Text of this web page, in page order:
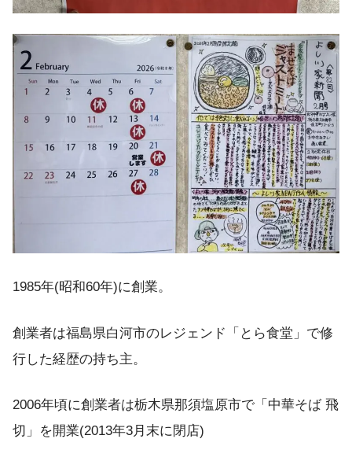
1985年(昭和60年)に創業。
創業者は福島県白河市のレジェンド「とら食堂」で修
行した経歴の持ち主。
2006年頃に創業者は栃木県那須塩原市で「中華そば 飛
切」を開業(2013年3月末に閉店)